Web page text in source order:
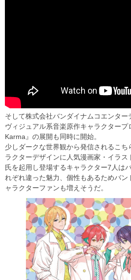
そして株式会社バンダイナムコエンター
ヴィジュアル系音楽原作キャラクタープ
Karma』の展開も同時に開始。
少しダークな世界観から発信されるこち
ラクターデザインに人気漫画家・イラス
氏を起用し登場するキャラクター7人は
れぞれ違った魅力、個性もあるためバン
ャラクターファンも増えそうだ。